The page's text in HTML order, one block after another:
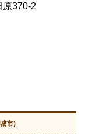
原370-2
市)